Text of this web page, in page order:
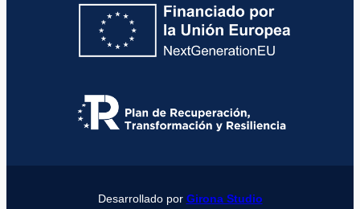
Desarrollado por Girona Studio